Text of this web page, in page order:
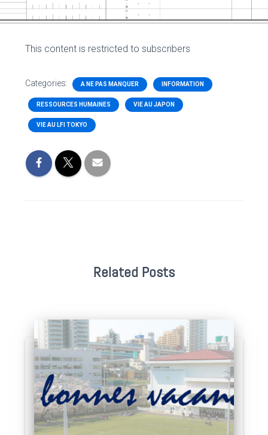
This content is restricted to subscribers
Categories: A NE PAS MANQUER INFORMATION
RESSOURCES HUMAINES VIE AU JAPON
VIE AU LFI TOKYO
Related Posts